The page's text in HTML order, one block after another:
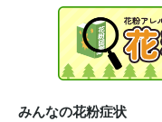
みんなの花粉症状